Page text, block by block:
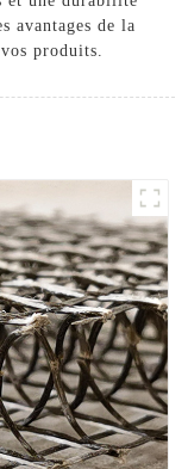
avantages de la
produits.